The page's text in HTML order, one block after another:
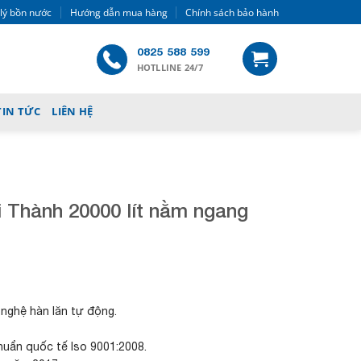
bồn nước Hướng dẫn mua hàng Chính sách bảo hành
0825 588 599
HOTLLINE 24/7
TỨC LIÊN HỆ
20000 lít nằm ngang
hàn lăn tự động.
quốc tế Iso 9001:2008.